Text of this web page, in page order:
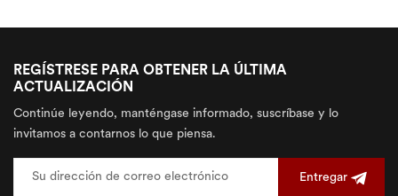
REGÍSTRESE PARA OBTENER LA ÚLTIMA
ACTUALIZACIÓN
Continúe leyendo, manténgase informado, suscríbase y lo
invitamos a contarnos lo que piensa.
Entregar